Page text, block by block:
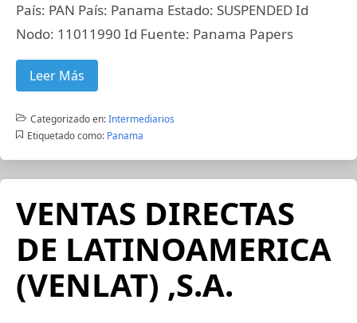
País: PAN País: Panama Estado: SUSPENDED Id
Nodo: 11011990 Id Fuente: Panama Papers
Leer Más
Categorizado en:Intermediarios
Etiquetado como: Panama
VENTAS DIRECTAS
DE LATINOAMERICA
(VENLAT) ,S.A.